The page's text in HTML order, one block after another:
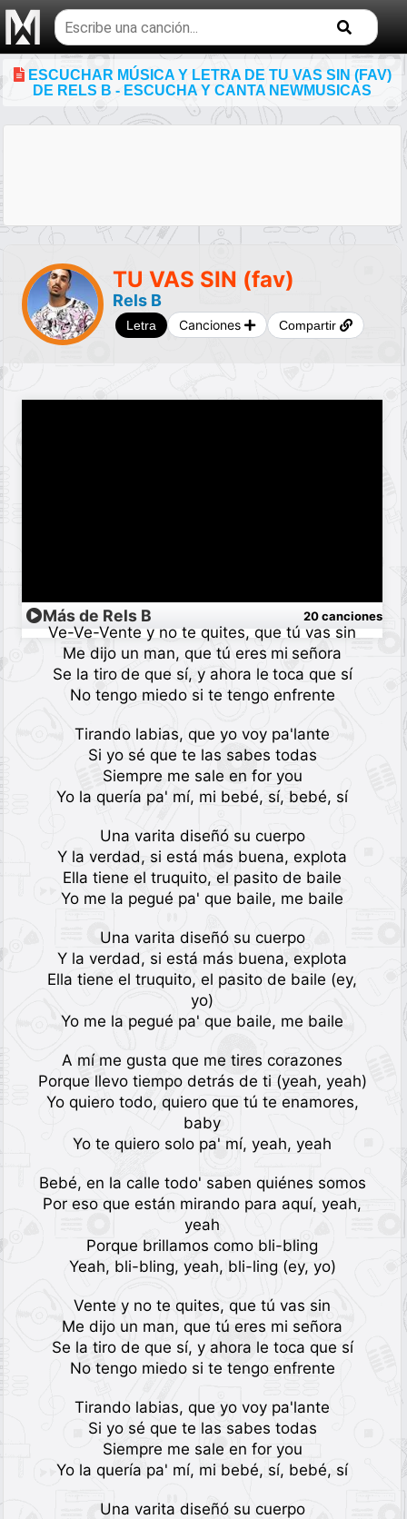
Buscar
temas
musicales
ESCUCHAR MÚSICA Y LETRA DE TU VAS SIN (FAV)
DE RELS B - ESCUCHA Y CANTA NEWMUSICAS
TU VAS SIN (fav)
Rels B
Letra Canciones Compartir
Ve-Ve-Vente y no te quites, que tú vas sin
Me dijo un man, que tú eres mi señora
Se la tiro de que sí, y ahora le toca que sí
No tengo miedo si te tengo enfrente
Tirando labias, que yo voy pa'lante
Si yo sé que te las sabes todas
Siempre me sale en for you
Yo la quería pa' mí, mi bebé, sí, bebé, sí
Una varita diseñó su cuerpo
Y la verdad, si está más buena, explota
Ella tiene el truquito, el pasito de baile
Yo me la pegué pa' que baile, me baile
Una varita diseñó su cuerpo
Y la verdad, si está más buena, explota
Ella tiene el truquito, el pasito de baile (ey,
yo)
Yo me la pegué pa' que baile, me baile
A mí me gusta que me tires corazones
Porque llevo tiempo detrás de ti (yeah, yeah)
Yo quiero todo, quiero que tú te enamores,
baby
Yo te quiero solo pa' mí, yeah, yeah
Bebé, en la calle todo' saben quiénes somos
Por eso que están mirando para aquí, yeah,
yeah
Porque brillamos como bli-bling
Yeah, bli-bling, yeah, bli-ling (ey, yo)
Vente y no te quites, que tú vas sin
Me dijo un man, que tú eres mi señora
Se la tiro de que sí, y ahora le toca que sí
No tengo miedo si te tengo enfrente
Tirando labias, que yo voy pa'lante
Si yo sé que te las sabes todas
Siempre me sale en for you
Yo la quería pa' mí, mi bebé, sí, bebé, sí
Una varita diseñó su cuerpo
Más de Rels B 20 canciones